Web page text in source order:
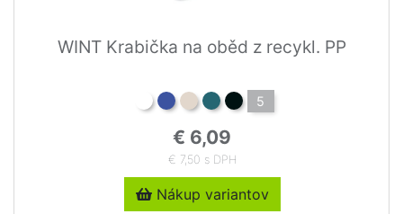
WINT Krabička na oběd z recykl. PP
5
€ 6,09
€ 7,50 s DPH
Nákup variantov